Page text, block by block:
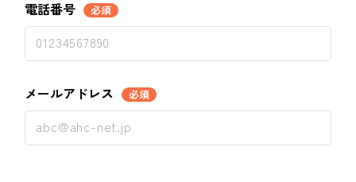
電話番号 必須
メールアドレス 必須